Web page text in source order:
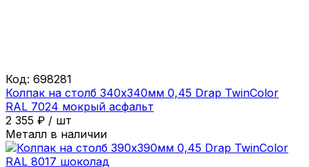
Код: 698281
Колпак на столб 340х340мм 0,45 Drap TwinColor
RAL 7024 мокрый асфальт
2 355 ₽ / шт
Металл в наличии